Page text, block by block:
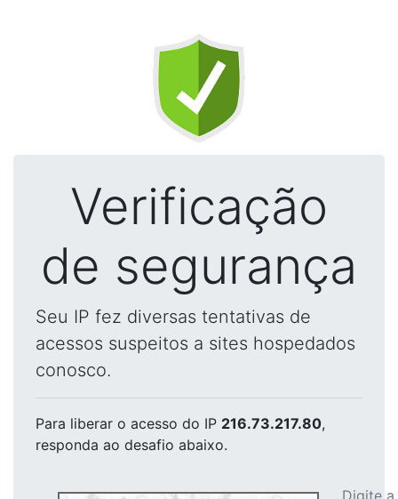
Verificação
de segurança
Seu IP fez diversas tentativas de
acessos suspeitos a sites hospedados
conosco.
Para liberar o acesso do IP 216.73.217.80,
responda ao desafio abaixo.
Digite